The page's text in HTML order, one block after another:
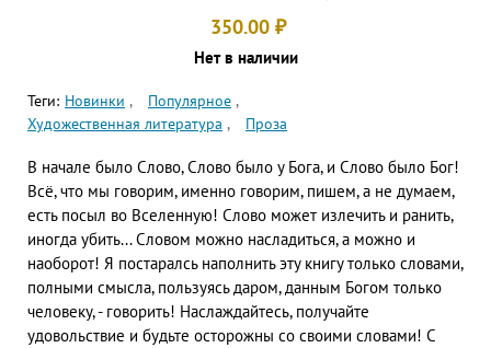
350.00 ₽
Нет в наличии
Теги: Новинки
Популярное
Художественная литература
Проза
В начале было Слово, Слово было у Бога, и Слово было Бог!
Всё, что мы говорим, именно говорим, пишем, а не думаем,
есть посыл во Вселенную! Слово может излечить и ранить,
иногда убить... Словом можно насладиться, а можно и
наоборот! Я постаралсь наполнить эту книгу только словами,
полными смысла, пользуясь даром, данным Богом только
человеку, - говорить! Наслаждайтесь, получайте
удовольствие и будьте осторожны со своими словами! С